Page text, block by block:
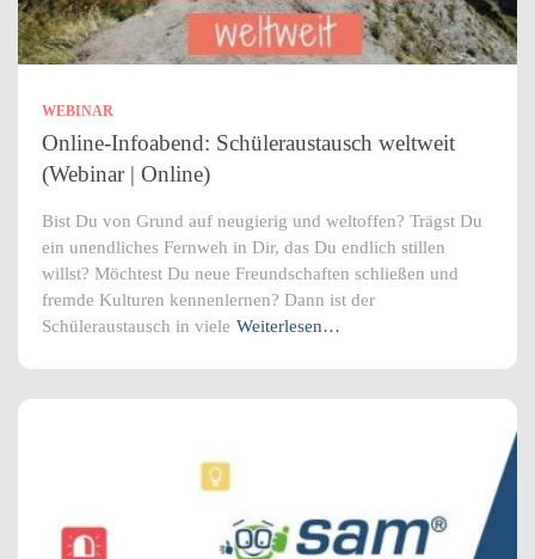
WEBINAR
Online-Infoabend: Schüleraustausch weltweit
(Webinar | Online)
Bist Du von Grund auf neugierig und weltoffen? Trägst Du
ein unendliches Fernweh in Dir, das Du endlich stillen
willst? Möchtest Du neue Freundschaften schließen und
fremde Kulturen kennenlernen? Dann ist der
Schüleraustausch in viele Weiterlesen…